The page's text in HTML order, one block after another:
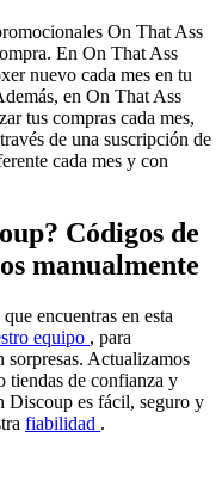
On That Ass
En On That Ass
nuevo cada mes en tu
en On That Ass
tus compras cada mes,
de una suscripción de
cada mes y con
Códigos de
manualmente
encuentras en esta
equipo , para
sorpresas. Actualizamos
tiendas de confianza y
Discoup es fácil, seguro y
fiabilidad .